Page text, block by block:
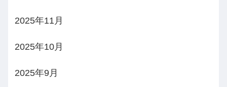
2025年11月
2025年10月
2025年9月